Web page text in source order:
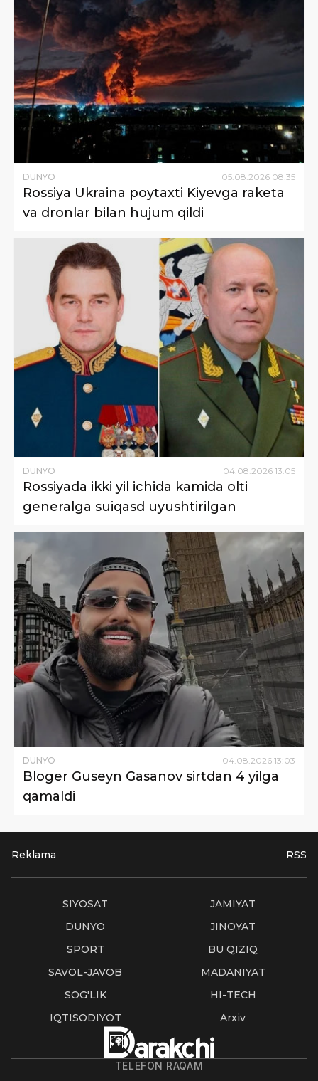
DUNYO 05.08.2026 08:35
Rossiya Ukraina poytaxti Kiyevga raketa
va dronlar bilan hujum qildi
DUNYO 04.08.2026 13:05
Rossiyada ikki yil ichida kamida olti
generalga suiqasd uyushtirilgan
DUNYO 04.08.2026 13:03
Bloger Guseyn Gasanov sirtdan 4 yilga
qamaldi
Reklama RSS
SIYOSAT
JAMIYAT
DUNYO
JINOYAT
SPORT
BU QIZIQ
SAVOL-JAVOB
MADANIYAT
SOG'LIK
HI-TECH
IQTISODIYOT
Arxiv
TELEFON RAQAM